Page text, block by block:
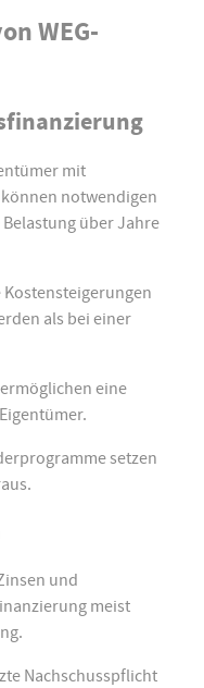
WEG-
mit
notwendigen
über Jahre
als bei einer
eine
setzen
und
meist
Nachschusspflicht